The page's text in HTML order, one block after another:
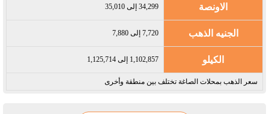
الاونصة 34,299 إلى 35,010
الجنيه الذهب 7,720 إلى 7,880
الكيلو 1,102,857 إلى 1,125,714
سعر الذهب بمحلات الصاغة تختلف بين منطقة وأخرى